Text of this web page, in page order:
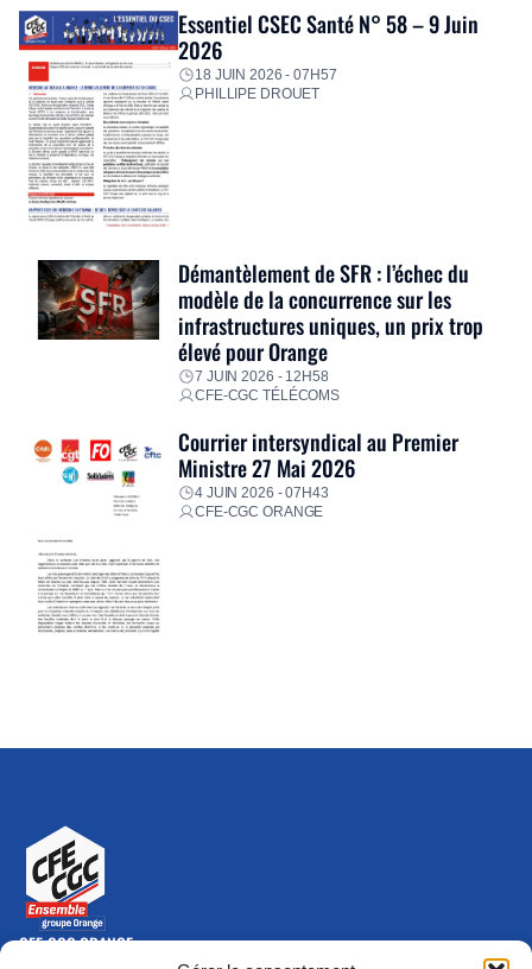
Essentiel CSEC Santé N° 58 – 9 Juin
2026
18 JUIN 2026 - 07H57
PHILLIPE DROUET
Démantèlement de SFR : l’échec du
modèle de la concurrence sur les
infrastructures uniques, un prix trop
élevé pour Orange
7 JUIN 2026 - 12H58
CFE-CGC TÉLÉCOMS
Courrier intersyndical au Premier
Ministre 27 Mai 2026
4 JUIN 2026 - 07H43
CFE-CGC ORANGE
CFE-CGC ORANGE
10-12 rue Saint Amand, 75015 Paris Cedex 15